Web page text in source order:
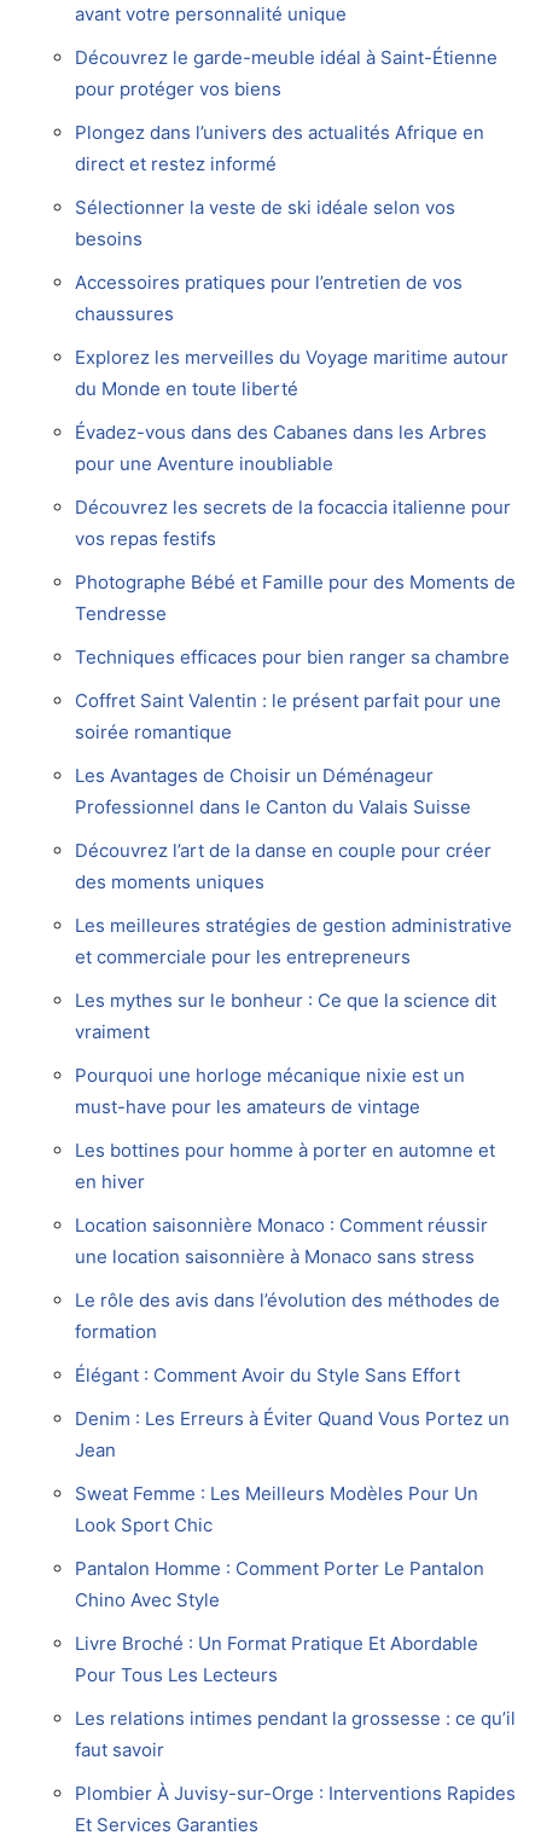
avant votre personnalité unique
Découvrez le garde-meuble idéal à Saint-Étienne
pour protéger vos biens
Plongez dans l’univers des actualités Afrique en
direct et restez informé
Sélectionner la veste de ski idéale selon vos
besoins
Accessoires pratiques pour l’entretien de vos
chaussures
Explorez les merveilles du Voyage maritime autour
du Monde en toute liberté
Évadez-vous dans des Cabanes dans les Arbres
pour une Aventure inoubliable
Découvrez les secrets de la focaccia italienne pour
vos repas festifs
Photographe Bébé et Famille pour des Moments de
Tendresse
Techniques efficaces pour bien ranger sa chambre
Coffret Saint Valentin : le présent parfait pour une
soirée romantique
Les Avantages de Choisir un Déménageur
Professionnel dans le Canton du Valais Suisse
Découvrez l’art de la danse en couple pour créer
des moments uniques
Les meilleures stratégies de gestion administrative
et commerciale pour les entrepreneurs
Les mythes sur le bonheur : Ce que la science dit
vraiment
Pourquoi une horloge mécanique nixie est un
must-have pour les amateurs de vintage
Les bottines pour homme à porter en automne et
en hiver
Location saisonnière Monaco : Comment réussir
une location saisonnière à Monaco sans stress
Le rôle des avis dans l’évolution des méthodes de
formation
Élégant : Comment Avoir du Style Sans Effort
Denim : Les Erreurs à Éviter Quand Vous Portez un
Jean
Sweat Femme : Les Meilleurs Modèles Pour Un
Look Sport Chic
Pantalon Homme : Comment Porter Le Pantalon
Chino Avec Style
Livre Broché : Un Format Pratique Et Abordable
Pour Tous Les Lecteurs
Les relations intimes pendant la grossesse : ce qu’il
faut savoir
Plombier À Juvisy-sur-Orge : Interventions Rapides
Et Services Garanties